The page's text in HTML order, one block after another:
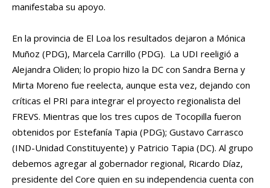
manifestaba su apoyo.
En la provincia de El Loa los resultados dejaron a Mónica
Muñoz (PDG), Marcela Carrillo (PDG). La UDI reeligió a
Alejandra Oliden; lo propio hizo la DC con Sandra Berna y
Mirta Moreno fue reelecta, aunque esta vez, dejando con
críticas el PRI para integrar el proyecto regionalista del
FREVS. Mientras que los tres cupos de Tocopilla fueron
obtenidos por Estefanía Tapia (PDG); Gustavo Carrasco
(IND-Unidad Constituyente) y Patricio Tapia (DC). Al grupo
debemos agregar al gobernador regional, Ricardo Díaz,
presidente del Core quien en su independencia cuenta con